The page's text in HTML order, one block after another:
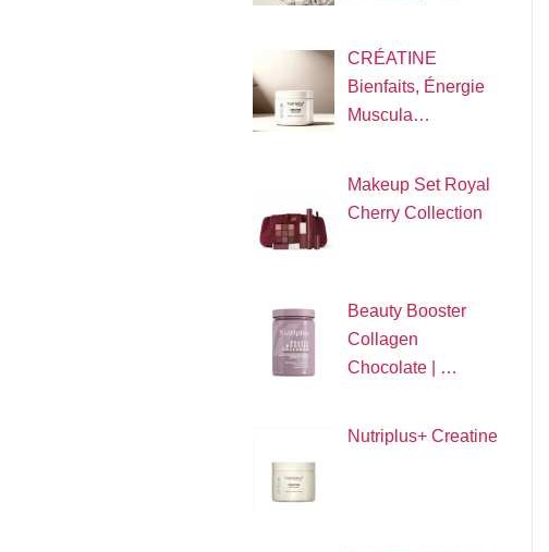
CRÉATINE
Bienfaits, Énergie
Muscula…
Makeup Set Royal
Cherry Collection
Beauty Booster
Collagen
Chocolate | …
Nutriplus+ Creatine